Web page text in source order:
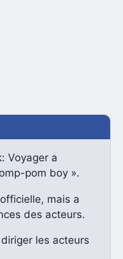
Voyager a
pom boy ».
mais a
des acteurs.
les acteurs